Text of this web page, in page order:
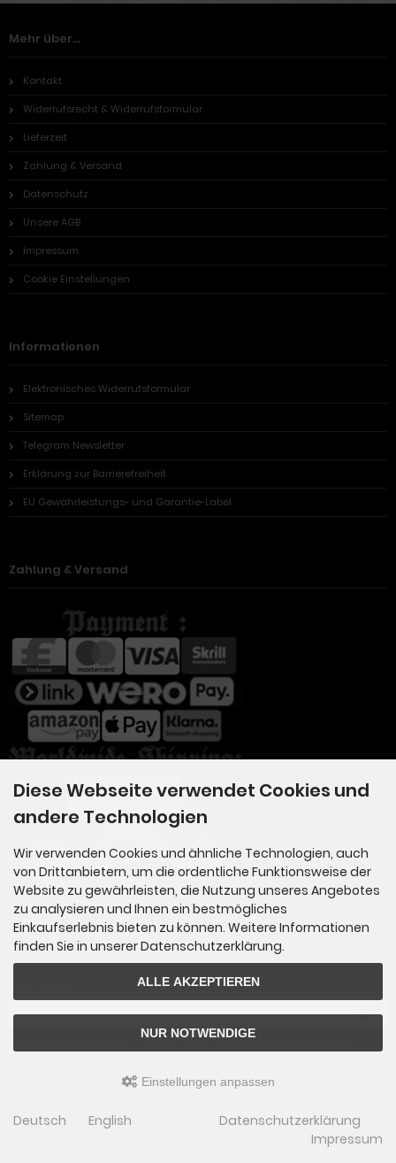
Mehr über...
Kontakt
Widerrufsrecht & Widerrufsformular
Lieferzeit
Zahlung & Versand
Datenschutz
Unsere AGB
Impressum
Cookie Einstellungen
Informationen
Elektronisches Widerrufsformular
Sitemap
Telegram Newsletter
Erklärung zur Barrierefreiheit
EU Gewährleistungs- und Garantie-Label
Zahlung & Versand
Newsletter-Anmeldung
Shopsoftware
Diese Webseite verwendet Cookies und
andere Technologien
Wir verwenden Cookies und ähnliche Technologien, auch
von Drittanbietern, um die ordentliche Funktionsweise der
Website zu gewährleisten, die Nutzung unseres Angebotes
zu analysieren und Ihnen ein bestmögliches
Einkaufserlebnis bieten zu können. Weitere Informationen
finden Sie in unserer Datenschutzerklärung.
ALLE AKZEPTIEREN
NUR NOTWENDIGE
Einstellungen anpassen
Deutsch English
Datenschutzerklärung
Impressum